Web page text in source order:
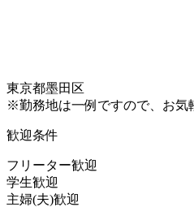
東京都墨田区
※勤務地は一例ですので、お気
歓迎条件
フリーター歓迎
学生歓迎
主婦(夫)歓迎